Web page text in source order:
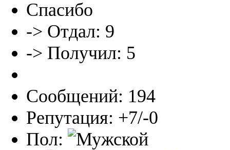
Спасибо
-> Отдал: 9
-> Получил: 5
Сообщений: 194
Репутация: +7/-0
Пол: